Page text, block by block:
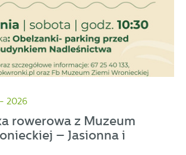
2026
rowerowa z Muzeum
– Jasionna i